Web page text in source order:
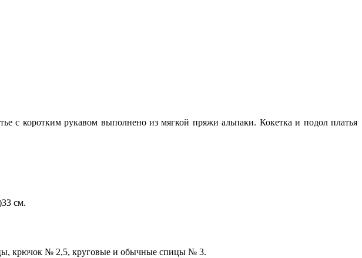
с коротким рукавом выполнено из мягкой пряжи альпаки. Кокетка и подол платья
см.
крючок № 2,5, круговые и обычные спицы № 3.